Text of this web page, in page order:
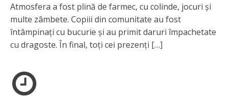
Atmosfera a fost plină de farmec, cu colinde, jocuri și
multe zâmbete. Copiii din comunitate au fost
întâmpinați cu bucurie și au primit daruri împachetate
cu dragoste. În final, toți cei prezenți […]